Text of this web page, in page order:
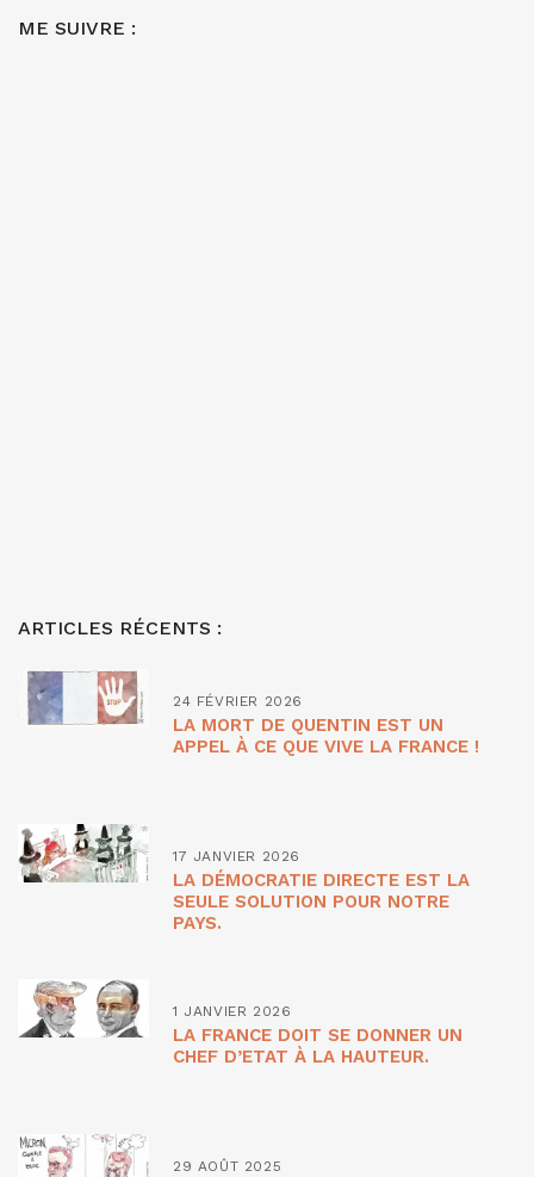
ME SUIVRE :
ARTICLES RÉCENTS :
24 FÉVRIER 2026
LA MORT DE QUENTIN EST UN
APPEL À CE QUE VIVE LA FRANCE !
17 JANVIER 2026
LA DÉMOCRATIE DIRECTE EST LA
SEULE SOLUTION POUR NOTRE
PAYS.
1 JANVIER 2026
LA FRANCE DOIT SE DONNER UN
CHEF D’ETAT À LA HAUTEUR.
29 AOÛT 2025